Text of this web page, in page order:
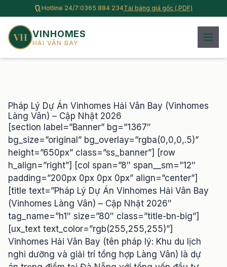
Hotline 24/7:0365 884 234Tải bảng giá gốc (.PDF)
VH VINHOMES
HẢI VÂN BAY
Pháp Lý Dự Án Vinhomes Hải Vân Bay (Vinhomes
Làng Vân) – Cập Nhật 2026
[section label=”Banner” bg=”1367″
bg_size=”original” bg_overlay=”rgba(0,0,0,.5)”
height=”650px” class=”ss_banner”] [row
h_align=”right”] [col span=”8″ span__sm=”12″
padding=”200px 0px 0px 0px” align=”center”]
[title text=”Pháp Lý Dự Án Vinhomes Hải Vân Bay
(Vinhomes Làng Vân) – Cập Nhật 2026″
tag_name=”h1″ size=”80″ class=”title-bn-big”]
[ux_text text_color=”rgb(255,255,255)”]
Vinhomes Hải Vân Bay (tên pháp lý: Khu du lịch
nghỉ dưỡng và giải trí tổng hợp Làng Vân) là dự